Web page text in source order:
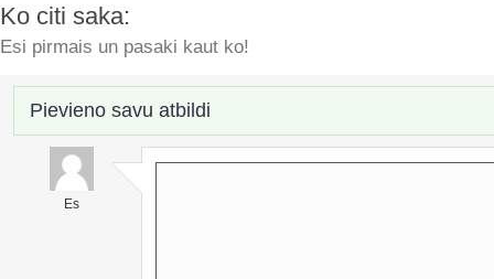
Ko citi saka:
Esi pirmais un pasaki kaut ko!
Pievieno savu atbildi
Es